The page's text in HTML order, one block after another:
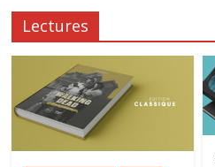
Lectures